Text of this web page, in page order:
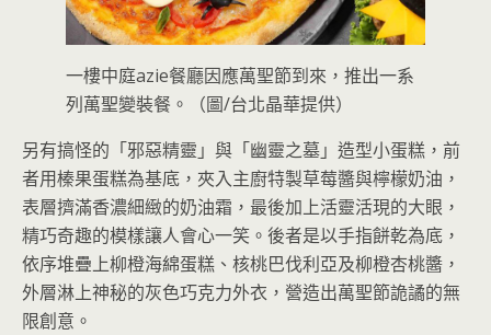
一樓中庭azie餐廳因應萬聖節到來，推出一系
列萬聖變裝餐。（圖/台北晶華提供）
另有搞怪的「邪惡精靈」與「幽靈之墓」造型小蛋糕，前
者用榛果蛋糕為基底，夾入主廚特製草莓醬與檸檬奶油，
表層擠滿香濃細緻的奶油霜，最後加上活靈活現的大眼，
精巧奇趣的模樣讓人會心一笑。後者是以手指餅乾為底，
依序堆疊上柳橙海綿蛋糕、核桃巴伐利亞及柳橙杏桃醬，
外層淋上神秘的灰色巧克力外衣，營造出萬聖節詭譎的無
限創意。